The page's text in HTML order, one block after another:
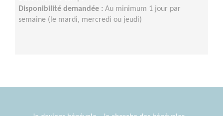
Disponibilité demandée : Au minimum 1 jour par
semaine (le mardi, mercredi ou jeudi)